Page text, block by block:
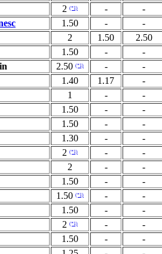
2 (*1) - -
1.50 - -
2 1.50 2.50
1.50 - -
2.50 (*1) - -
1.40 1.17 -
1 - -
1.50 - -
1.50 - -
1.30 - -
2 (*1) - -
2 - -
1.50 - -
1.50 (*1) - -
1.50 - -
2 (*1) - -
1.50 - -